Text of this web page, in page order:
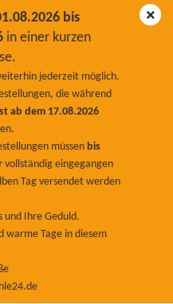
bis
in einer kurzen
jederzeit möglich.
die während
ab dem 17.08.2026
müssenbis
vollständig eingegangen
Tag versendet werden
und Ihre Geduld.
warme Tage in diesem
Ameisen 10kg
BioNaturPlus